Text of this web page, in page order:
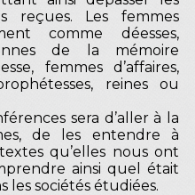
reçues. Les femmes
comme déesses,
de la mémoire
femmes d’affaires,
reines ou
sera d’aller à la
de les entendre à
qu’elles nous ont
ainsi quel était
les sociétés étudiées.